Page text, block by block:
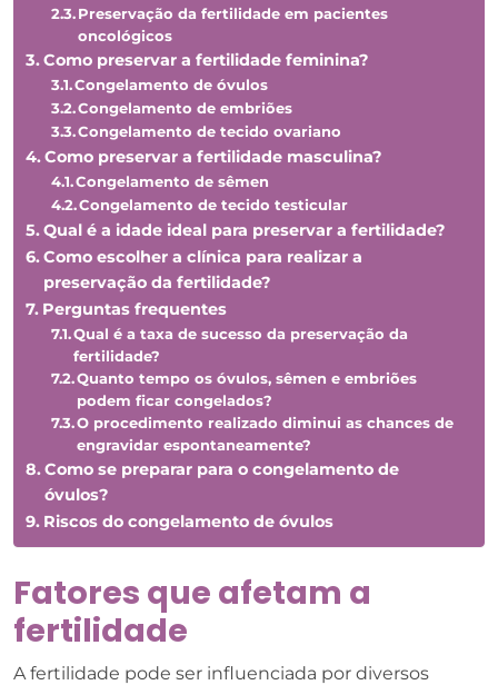
Preservação da fertilidade em pacientes
oncológicos
Como preservar a fertilidade feminina?
Congelamento de óvulos
Congelamento de embriões
Congelamento de tecido ovariano
Como preservar a fertilidade masculina?
Congelamento de sêmen
Congelamento de tecido testicular
Qual é a idade ideal para preservar a fertilidade?
Como escolher a clínica para realizar a
preservação da fertilidade?
Perguntas frequentes
Qual é a taxa de sucesso da preservação da
fertilidade?
Quanto tempo os óvulos, sêmen e embriões
podem ficar congelados?
O procedimento realizado diminui as chances de
engravidar espontaneamente?
Como se preparar para o congelamento de
óvulos?
Riscos do congelamento de óvulos
Fatores que afetam a
fertilidade
A fertilidade pode ser influenciada por diversos